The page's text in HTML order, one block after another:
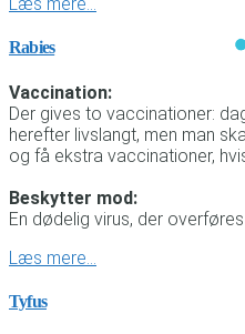
Rabies
Vaccination:
Der gives to vaccinationer:
herefter livslangt, men man
og få ekstra vaccinationer,
Beskytter mod:
En dødelig virus, der
Læs mere…
Tyfus